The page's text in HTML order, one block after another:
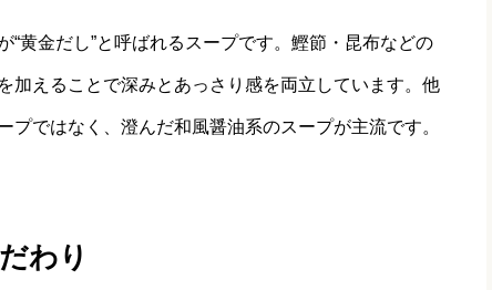
“黄金だし”と呼ばれるスープです。鰹節・昆布などの
加えることで深みとあっさり感を両立しています。他
ではなく、澄んだ和風醤油系のスープが主流です。
わり